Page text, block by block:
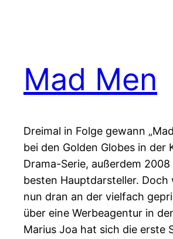
Mad Men
Dreimal in Folge gewann
bei den Golden Globes in der
Drama-Serie, außerdem
besten Hauptdarsteller. Doch
nun dran an der vielfach
über eine Werbeagentur in
Marius Joa hat sich die erste